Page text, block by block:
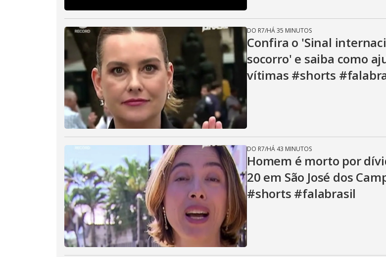
DO R7/HÁ 35 MINUTOS
Confira o 'Sinal
socorro' e saiba como
vítimas #shorts
DO R7/HÁ 43 MINUTOS
Homem é morto por
20 em São José dos
#shorts #falabrasil